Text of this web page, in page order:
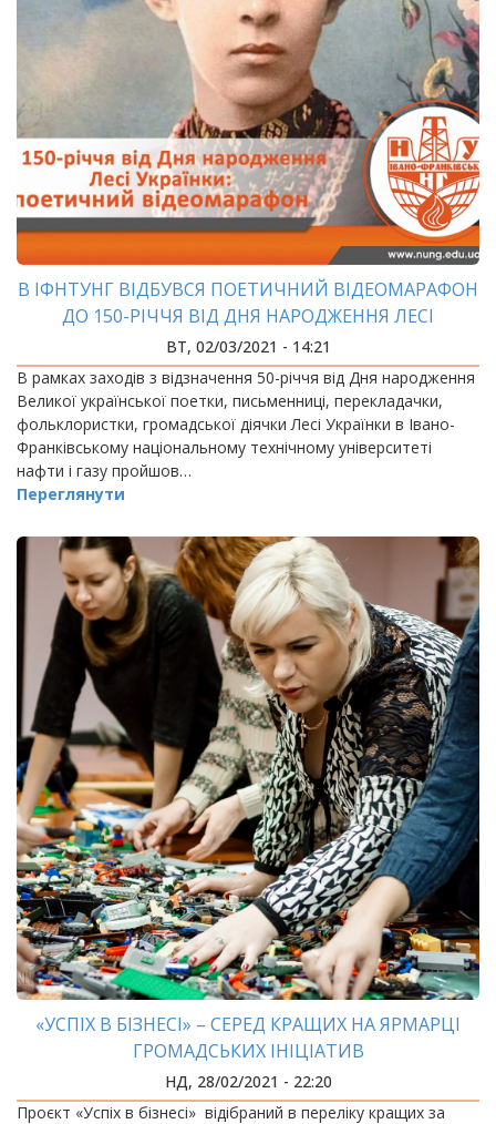
В ІФНТУНГ ВІДБУВСЯ ПОЕТИЧНИЙ ВІДЕОМАРАФОН
ДО 150-РІЧЧЯ ВІД ДНЯ НАРОДЖЕННЯ ЛЕСІ
УКРАЇНКИ
ВТ, 02/03/2021 - 14:21
В рамках заходів з відзначення 50-річчя від Дня народження
Великої української поетки, письменниці, перекладачки,
фольклористки, громадської діячки Лесі Українки в Івано-
Франківському національному технічному університеті
нафти і газу пройшов…
Переглянути
«УСПІХ В БІЗНЕСІ» – СЕРЕД КРАЩИХ НА ЯРМАРЦІ
ГРОМАДСЬКИХ ІНІЦІАТИВ
НД, 28/02/2021 - 22:20
Проєкт «Успіх в бізнесі» відібраний в переліку кращих за